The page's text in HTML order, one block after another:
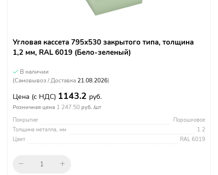
Угловая кассета 795х530 закрытого типа, толщина
1,2 мм, RAL 6019 (Бело-зеленый)
В наличии
(Самовывоз / Доставка 21.08.2026)
Цена (с НДС) 1143.2 руб.
Розничная цена 1 247.50 руб. /шт
Покрытие
Порошковое
Толщина металла, мм
1.2
Цвет
RAL 6019